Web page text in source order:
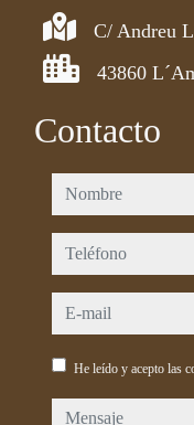
C/ Andreu
43860
Contacto
nombre
teléfono
e-mail
He leído y acepto las
mensaje